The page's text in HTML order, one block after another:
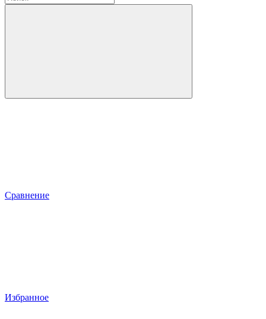
Сравнение
Избранное